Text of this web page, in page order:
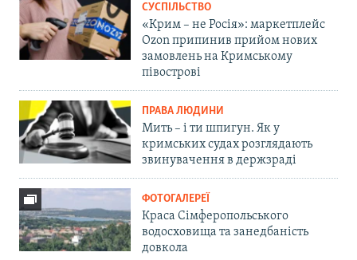
СУСПІЛЬСТВО
«Крим – не Росія»: маркетплейс
Ozon припинив прийом нових
замовлень на Кримському
півострові
ПРАВА ЛЮДИНИ
Мить – і ти шпигун. Як у
кримських судах розглядають
звинувачення в держзраді
ФОТОГАЛЕРЕЇ
Краса Сімферопольського
водосховища та занедбаність
довкола